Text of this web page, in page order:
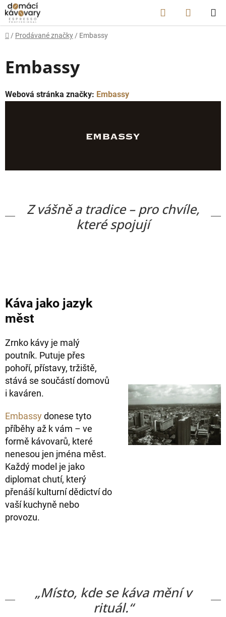
Přejít
na
obsah
Hledat
KOŠÍK
Domů
/ Prodávané značky / Embassy
Embassy
Webová stránka značky: Embassy
Z vášně a tradice – pro chvíle,
které spojují
Káva jako jazyk
měst
Zrnko kávy je malý
poutník. Putuje přes
pohoří, přístavy, tržiště,
stává se součástí domovů
i kaváren.
Embassydonese tyto
příběhy až k vám – ve
formě kávovarů, které
nenesou jen jména měst.
Každý model je jako
diplomat chutí, který
přenáší kulturní dědictví do
vaší kuchyně nebo
provozu.
„Místo, kde se káva mění v
rituál.“